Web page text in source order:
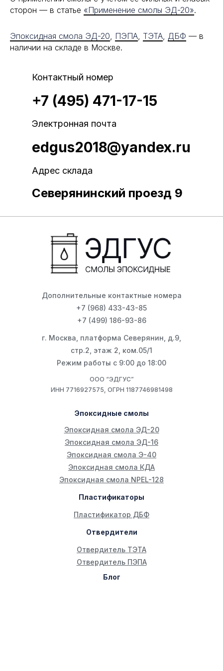
сторон — в статье «Применение смолы ЭД-20».
Эпоксидная смола ЭД-20, ПЭПА, ТЭТА, ДБФ — в
наличии на складе в Москве.
Контактный номер
+7 (495) 471-17-15
Электронная почта
edgus2018@yandex.ru
Адрес склада
Северянинский проезд 9
ООО “ЭДГУС”
ИНН 7716927575, ОГРН 1187746981498
Дополнительные контактные номера
+7 (968) 433-43-85
+7 (499) 186-93-86
Эпоксидная смола ЭД-20
Эпоксидная смола ЭД-16
Эпоксидная смола Э-40
Эпоксидная смола КДА
Эпоксидная смола NPEL-128
Эпоксидные смолы
Пластификаторы
Отвердители
Блог
Отвердитель ТЭТА
Отвердитель ПЭПА
Пластификатор ДБФ
г. Москва, платформа Северянин, д.9,
стр.2, этаж 2, ком.05/1
Режим работы с 9:00 до 18:00